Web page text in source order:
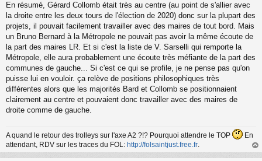
En résumé, Gérard Collomb était très au centre (au point de s'allier avec
la droite entre les deux tours de l'élection de 2020) donc sur la plupart des
projets, il pouvait facilement travailler avec des maires de tout bord. Mais
un Bruno Bernard à la Métropole ne pouvait pas avoir la même écoute de
la part des maires LR. Et si c'est la liste de V. Sarselli qui remporte la
Métropole, elle aura probablement une écoute très méfiante de la part des
communes de gauche... Si c'est ce qui se profile, je ne pense pas qu'on
puisse lui en vouloir. ça relève de positions philosophiques très
différentes alors que les majorités Bard et Collomb se positionnaient
clairement au centre et pouvaient donc travailler avec des maires de
droite comme de gauche.
A quand le retour des trolleys sur l'axe A2 ?!? Pourquoi attendre le TOP
En
attendant, RDV sur les traces du FOL: http://folsaintjust.free.fr
au